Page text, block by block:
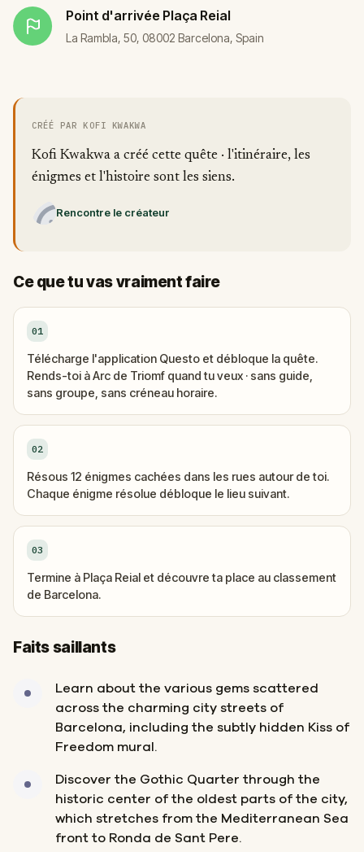
Point d'arrivée Plaça Reial
La Rambla, 50, 08002 Barcelona, Spain
CRÉÉ PAR KOFI KWAKWA
Kofi Kwakwa a créé cette quête · l'itinéraire, les
énigmes et l'histoire sont les siens.
Rencontre le créateur
Ce que tu vas vraiment faire
01
Télécharge l'application Questo et débloque la quête.
Rends-toi à Arc de Triomf quand tu veux · sans guide,
sans groupe, sans créneau horaire.
02
Résous 12 énigmes cachées dans les rues autour de toi.
Chaque énigme résolue débloque le lieu suivant.
03
Termine à Plaça Reial et découvre ta place au classement
de Barcelona.
Faits saillants
Learn about the various gems scattered
across the charming city streets of
Barcelona, including the subtly hidden Kiss of
Freedom mural.
Discover the Gothic Quarter through the
historic center of the oldest parts of the city,
which stretches from the Mediterranean Sea
front to Ronda de Sant Pere.